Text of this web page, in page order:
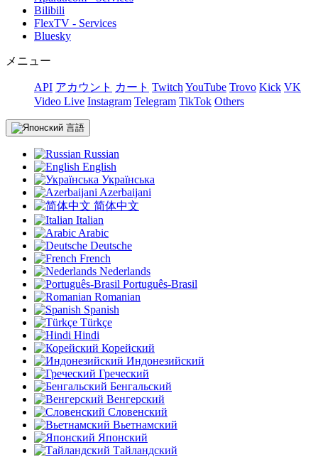
Bilibili
FlexTV - Services
Bluesky
メニュー
API アカウント カート Twitch YouTube Trovo Kick VK
Video Live Instagram Telegram TikTok Others
言語
Russian
English
Українська
Azerbaijani
简体中文
Italian
Arabic
Deutsche
French
Nederlands
Português-Brasil
Romanian
Spanish
Türkçe
Hindi
Корейский
Индонезийский
Греческий
Бенгальский
Венгерский
Словенский
Вьетнамский
Японский
Тайландский